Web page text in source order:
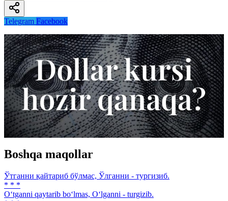
Telegram Facebook
Boshqa maqollar
Ўтганни қайтариб бўлмас, Ўлганни - тургизиб.
* * *
O‘tganni qaytarib bo‘lmas, O‘lganni - turgizib.